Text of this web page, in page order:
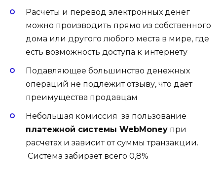
Расчеты и перевод электронных денег
можно производить прямо из собственного
дома или другого любого места в мире, где
есть возможность доступа к интернету
Подавляющее большинство денежных
операций не подлежит отзыву, что дает
преимущества продавцам
Небольшая комиссия за пользование
платежной системы WebMoney при
расчетах и зависит от суммы транзакции.
Система забирает всего 0,8%